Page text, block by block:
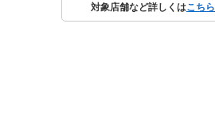
対象店舗など詳しくはこちら